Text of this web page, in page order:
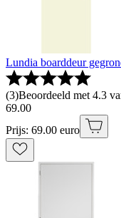
Lundia boarddeur
(3)Beoordeeld met 4.3
69.00
Prijs: 69.00 euro